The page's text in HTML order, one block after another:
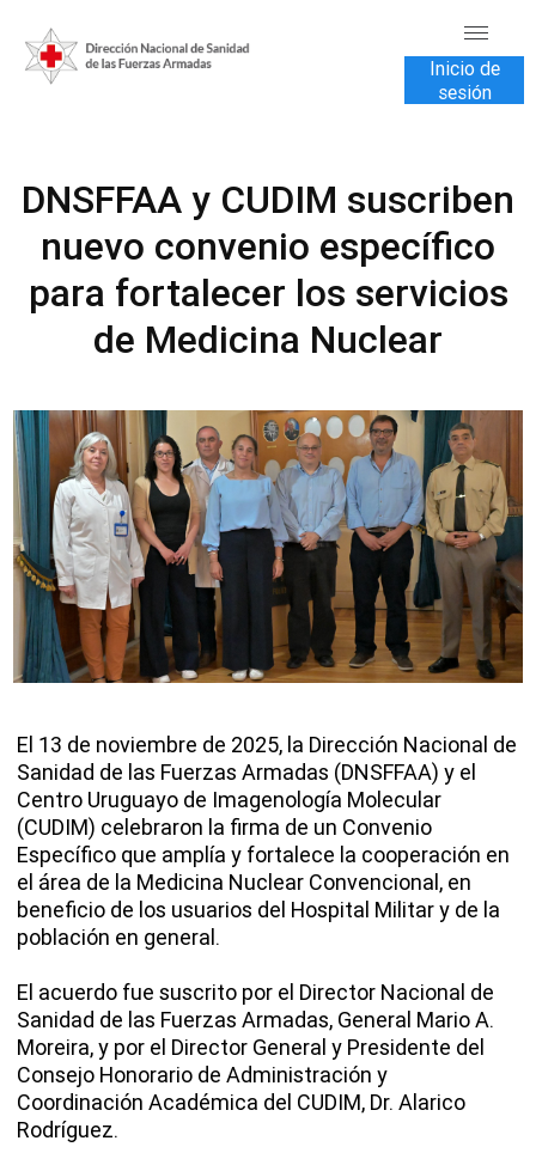
TRANSPARENCIA
VENTA DE SERVICIOS
USUARIOS
CONTÁCTENOS
Inicio de
sesión
DNSFFAA y CUDIM suscriben
nuevo convenio específico
para fortalecer los servicios
de Medicina Nuclear
El 13 de noviembre de 2025, la Dirección Nacional de
Sanidad de las Fuerzas Armadas (DNSFFAA) y el
Centro Uruguayo de Imagenología Molecular
(CUDIM) celebraron la firma de un Convenio
Específico que amplía y fortalece la cooperación en
el área de la Medicina Nuclear Convencional, en
beneficio de los usuarios del Hospital Militar y de la
población en general.
El acuerdo fue suscrito por el Director Nacional de
Sanidad de las Fuerzas Armadas, General Mario A.
Moreira, y por el Director General y Presidente del
Consejo Honorario de Administración y
Coordinación Académica del CUDIM, Dr. Alarico
Rodríguez.